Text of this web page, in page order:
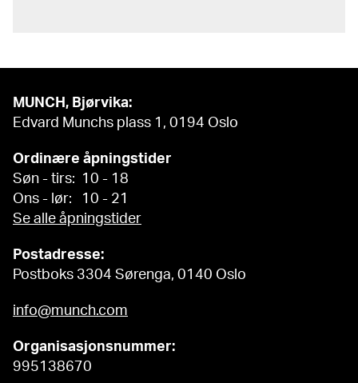
MUNCH, Bjørvika:
Edvard Munchs plass 1, 0194 Oslo
Ordinære åpningstider
Søn - tirs: 10 - 18
Ons - lør: 10 - 21
Se alle åpningstider
Postadresse:
Postboks 3304 Sørenga, 0140 Oslo
info@munch.com
Organisasjonsnummer:
995138670